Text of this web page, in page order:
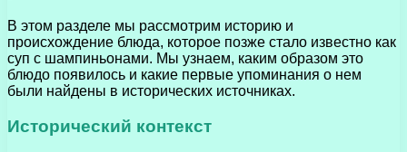
В этом разделе мы рассмотрим историю и
происхождение блюда, которое позже стало известно как
суп с шампиньонами. Мы узнаем, каким образом это
блюдо появилось и какие первые упоминания о нем
были найдены в исторических источниках.
Исторический контекст